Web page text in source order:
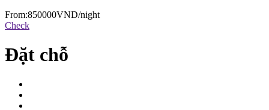
From:850000VND/night
Check
Đặt chỗ